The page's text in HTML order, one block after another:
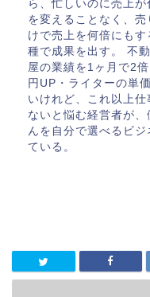
ら、忙しいのに売上
を変えることなく、
けで売上を何倍にも
種で成果を出す。 不
屋の業績を1ヶ月で2
円UP・ライターの単
いけれど、これ以上
ないと悩む経営者が
んを自分で選べるビ
ている。